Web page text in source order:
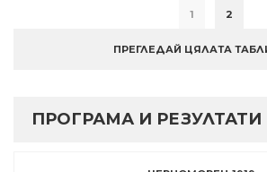
1 2
ПРЕГЛЕДАЙ ЦЯЛАТА
ПРОГРАМА И РЕЗУЛТАТИ